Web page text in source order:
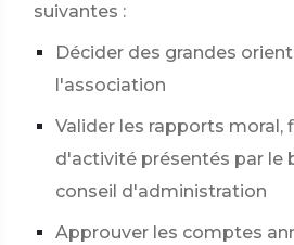
suivantes :
Décider des grandes
l'association
Valider les rapports moral,
d'activité présentés par le
conseil d'administration
Approuver les comptes